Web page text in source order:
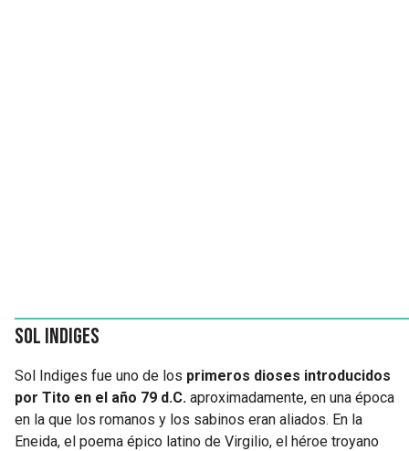
Sol Indiges
Sol Indiges fue uno de los primeros dioses introducidos
por Tito en el año 79 d.C. aproximadamente, en una época
en la que los romanos y los sabinos eran aliados. En la
Eneida, el poema épico latino de Virgilio, el héroe troyano